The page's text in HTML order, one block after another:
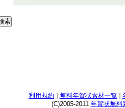
利用規約 無料年賀状素材一覧
(C)2005-2011 年賀状無料